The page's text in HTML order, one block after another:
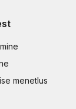
menetlus